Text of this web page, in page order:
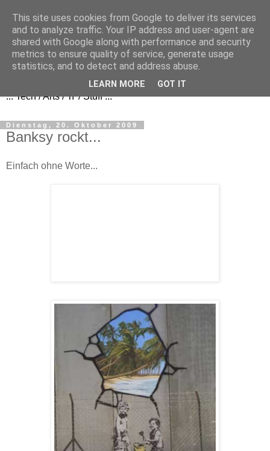
FezBook
... Tech / Arts / 'n' / Stuff ...
Dienstag, 20. Oktober 2009
Banksy rockt...
Einfach ohne Worte...
This site uses cookies from Google to deliver its services
and to analyze traffic. Your IP address and user-agent are
shared with Google along with performance and security
metrics to ensure quality of service, generate usage
statistics, and to detect and address abuse.
LEARN MORE GOT IT